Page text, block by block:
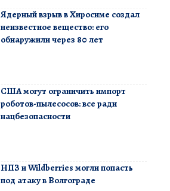
Ядерный взрыв в Хиросиме создал
неизвестное вещество: его
обнаружили через 80 лет
США могут ограничить импорт
роботов-пылесосов: все ради
нацбезопасности
НПЗ и Wildberries могли попасть
под атаку в Волгограде